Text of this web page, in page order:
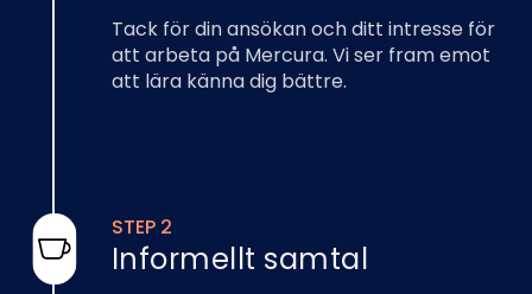
Tack för din ansökan och ditt intresse för
att arbeta på Mercura. Vi ser fram emot
att lära känna dig bättre.
STEP 2
Informellt samtal